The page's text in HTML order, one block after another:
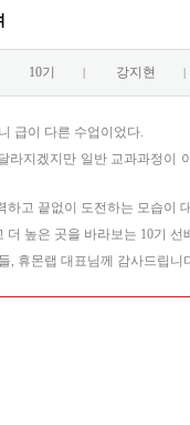
10기 강지현
급이 다른 수업이었다.
라지겠지만 일반 교과과정이
하고 끝없이 도전하는 모습이
더 높은 곳을 바라보는 10기
, 휴몬랩 대표님께 감사드립니